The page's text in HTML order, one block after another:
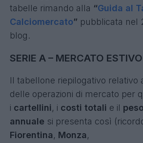
tabelle rimando alla “Guida al
Calciomercato” pubblicata nel
blog.
SERIE A – MERCATO
Il tabellone riepilogativo relativo
delle operazioni di mercato per
i cartellini, i costi totali e il
annuale si presenta così
Fiorentina, Monza,